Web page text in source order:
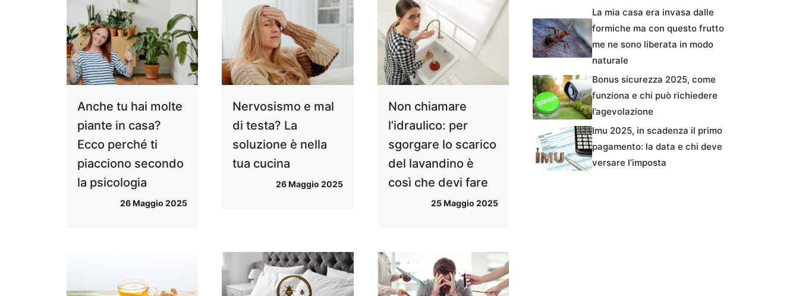
Anche tu hai molte
piante in casa?
Ecco perché ti
piacciono secondo
la psicologia
26 Maggio 2025
Nervosismo e mal
di testa? La
soluzione è nella
tua cucina
26 Maggio 2025
Non chiamare
l’idraulico: per
sgorgare lo scarico
del lavandino è
così che devi fare
25 Maggio 2025
La mia casa era invasa dalle
formiche ma con questo frutto
me ne sono liberata in modo
naturale
Bonus sicurezza 2025, come
funziona e chi può richiedere
l’agevolazione
Imu 2025, in scadenza il primo
pagamento: la data e chi deve
versare l’imposta